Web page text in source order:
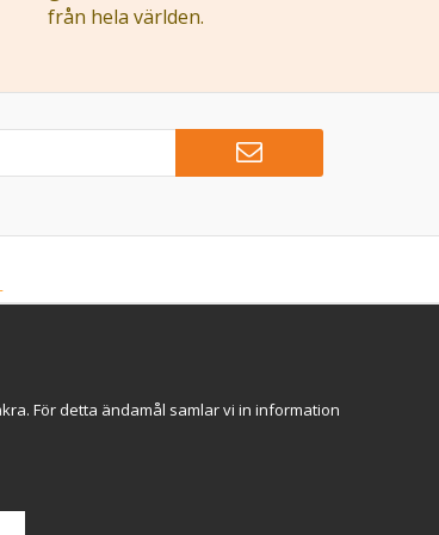
från hela världen.
För detta ändamål samlar vi in information